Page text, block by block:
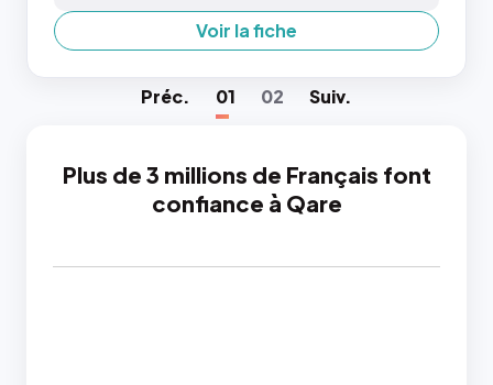
Voir la fiche
Préc. 01 02 Suiv.
Plus de 3 millions de Français font
confiance à Qare